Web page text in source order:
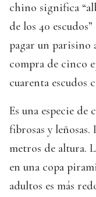
chino significa
de los 40
pagar un
compra de cinco
cuarenta escudos
Es una especie
fibrosas y leñosas.
metros de altura.
en una copa
adultos es más